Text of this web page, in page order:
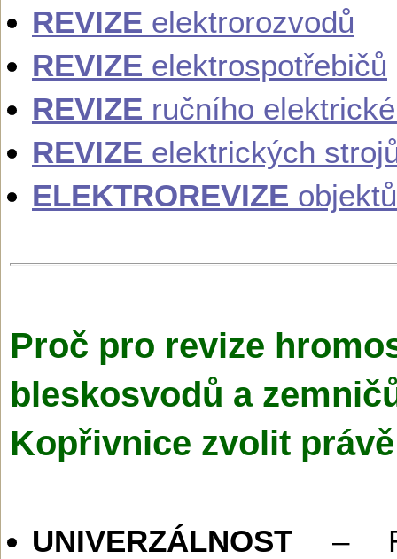
REVIZE elektrorozvodů
REVIZE elektrospotřebičů
REVIZE ručního
REVIZE elektrických
ELEKTROREVIZE objektů
Proč pro revize
bleskosvodů a
Kopřivnice zvolit
UNIVERZÁLNOST –